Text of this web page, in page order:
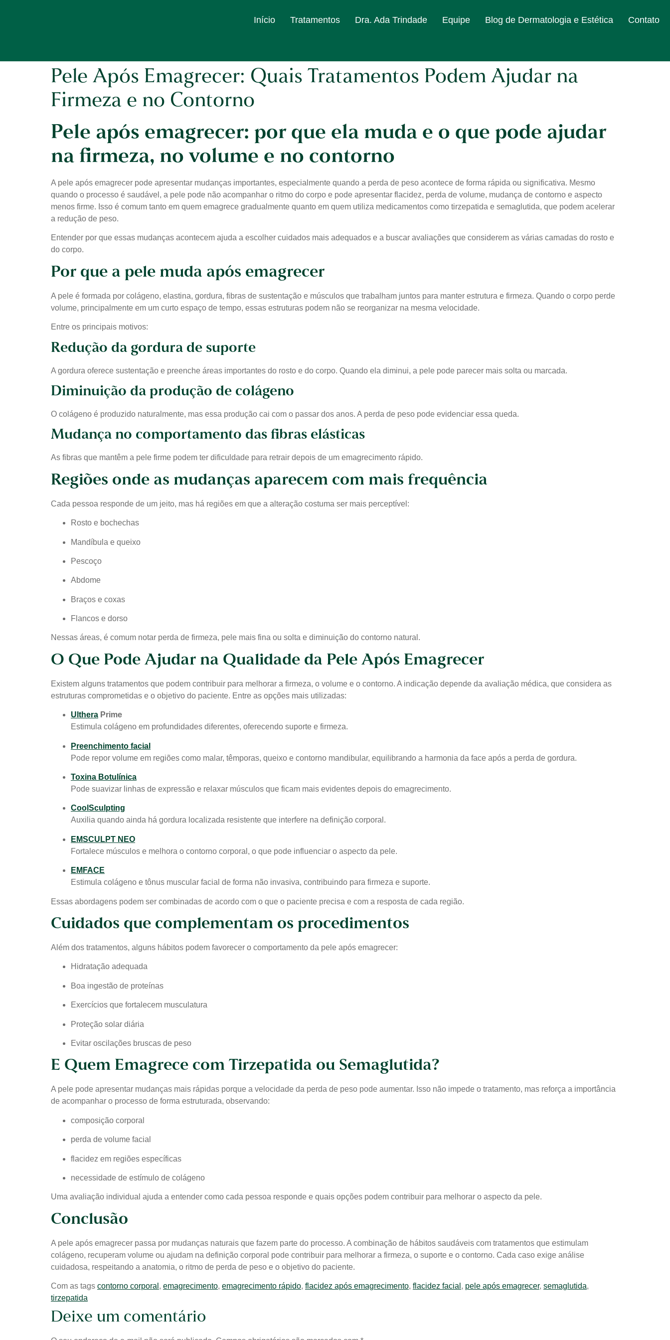
Início Tratamentos Dra. Ada Trindade Equipe Blog de Dermatologia e Estética Contato
Pele Após Emagrecer: Quais Tratamentos Podem Ajudar na
Firmeza e no Contorno
Pele após emagrecer: por que ela muda e o que pode ajudar
na firmeza, no volume e no contorno
A pele após emagrecer pode apresentar mudanças importantes, especialmente quando a perda de peso acontece de forma rápida ou significativa. Mesmo
quando o processo é saudável, a pele pode não acompanhar o ritmo do corpo e pode apresentar flacidez, perda de volume, mudança de contorno e aspecto
menos firme. Isso é comum tanto em quem emagrece gradualmente quanto em quem utiliza medicamentos como tirzepatida e semaglutida, que podem acelerar
a redução de peso.
Entender por que essas mudanças acontecem ajuda a escolher cuidados mais adequados e a buscar avaliações que considerem as várias camadas do rosto e
do corpo.
Por que a pele muda após emagrecer
A pele é formada por colágeno, elastina, gordura, fibras de sustentação e músculos que trabalham juntos para manter estrutura e firmeza. Quando o corpo perde
volume, principalmente em um curto espaço de tempo, essas estruturas podem não se reorganizar na mesma velocidade.
Entre os principais motivos:
Redução da gordura de suporte
A gordura oferece sustentação e preenche áreas importantes do rosto e do corpo. Quando ela diminui, a pele pode parecer mais solta ou marcada.
Diminuição da produção de colágeno
O colágeno é produzido naturalmente, mas essa produção cai com o passar dos anos. A perda de peso pode evidenciar essa queda.
Mudança no comportamento das fibras elásticas
As fibras que mantêm a pele firme podem ter dificuldade para retrair depois de um emagrecimento rápido.
Regiões onde as mudanças aparecem com mais frequência
Cada pessoa responde de um jeito, mas há regiões em que a alteração costuma ser mais perceptível:
Rosto e bochechas
Mandíbula e queixo
Pescoço
Abdome
Braços e coxas
Flancos e dorso
Nessas áreas, é comum notar perda de firmeza, pele mais fina ou solta e diminuição do contorno natural.
O Que Pode Ajudar na Qualidade da Pele Após Emagrecer
Existem alguns tratamentos que podem contribuir para melhorar a firmeza, o volume e o contorno. A indicação depende da avaliação médica, que considera as
estruturas comprometidas e o objetivo do paciente. Entre as opções mais utilizadas:
Ulthera Prime
Estimula colágeno em profundidades diferentes, oferecendo suporte e firmeza.
Preenchimento facial
Pode repor volume em regiões como malar, têmporas, queixo e contorno mandibular, equilibrando a harmonia da face após a perda de gordura.
Toxina Botulínica
Pode suavizar linhas de expressão e relaxar músculos que ficam mais evidentes depois do emagrecimento.
CoolSculpting
Auxilia quando ainda há gordura localizada resistente que interfere na definição corporal.
EMSCULPT NEO
Fortalece músculos e melhora o contorno corporal, o que pode influenciar o aspecto da pele.
EMFACE
Estimula colágeno e tônus muscular facial de forma não invasiva, contribuindo para firmeza e suporte.
Essas abordagens podem ser combinadas de acordo com o que o paciente precisa e com a resposta de cada região.
Cuidados que complementam os procedimentos
Além dos tratamentos, alguns hábitos podem favorecer o comportamento da pele após emagrecer:
Hidratação adequada
Boa ingestão de proteínas
Exercícios que fortalecem musculatura
Proteção solar diária
Evitar oscilações bruscas de peso
E Quem Emagrece com Tirzepatida ou Semaglutida?
A pele pode apresentar mudanças mais rápidas porque a velocidade da perda de peso pode aumentar. Isso não impede o tratamento, mas reforça a importância
de acompanhar o processo de forma estruturada, observando:
composição corporal
perda de volume facial
flacidez em regiões específicas
necessidade de estímulo de colágeno
Uma avaliação individual ajuda a entender como cada pessoa responde e quais opções podem contribuir para melhorar o aspecto da pele.
Conclusão
A pele após emagrecer passa por mudanças naturais que fazem parte do processo. A combinação de hábitos saudáveis com tratamentos que estimulam
colágeno, recuperam volume ou ajudam na definição corporal pode contribuir para melhorar a firmeza, o suporte e o contorno. Cada caso exige análise
cuidadosa, respeitando a anatomia, o ritmo de perda de peso e o objetivo do paciente.
Com as tags contorno corporal , emagrecimento, emagrecimento rápido, flacidez após emagrecimento, flacidez facial , pele após emagrecer, semaglutida,
tirzepatida
Deixe um comentário